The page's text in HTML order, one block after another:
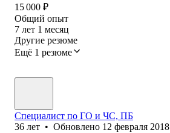
15 000 ₽
Общий опыт
7 лет 1 месяц
Другие резюме
Ещё 1 резюме
Специалист по ГО и ЧС, ПБ
36 лет • Обновлено 12 февраля 2018